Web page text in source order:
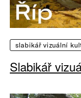
slabikář vizuální
Slabikář